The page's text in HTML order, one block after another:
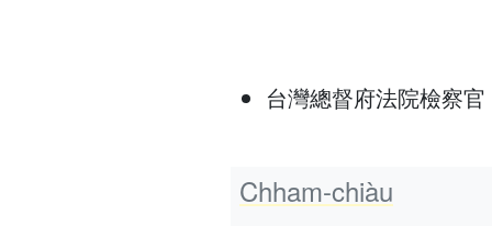
台灣總督府法院檢察官
Chham-chiàu